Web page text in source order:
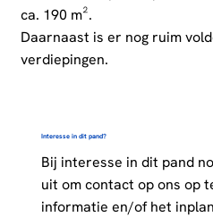
ca. 190 m².
Daarnaast is er nog ruim
verdiepingen.
Interesse in dit pand?
Bij interesse in dit pand
uit om contact op ons op
informatie en/of het